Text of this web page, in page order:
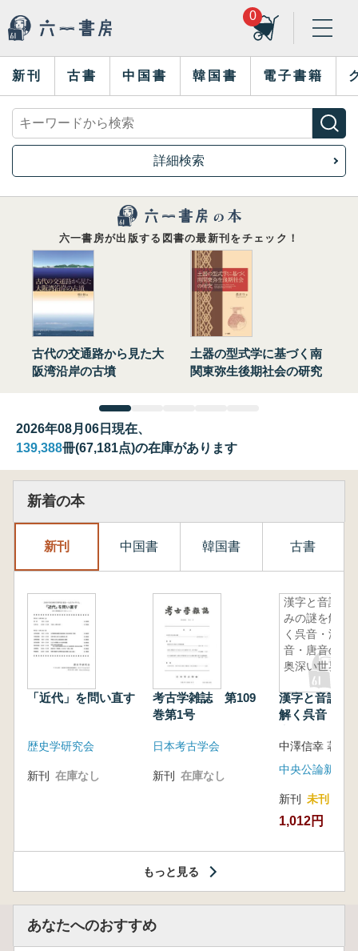
0
新刊 古書 中国書 韓国書 電子書籍
詳細検索
六一書房が出版する図書の最新刊をチェック！
古代の交通路から見た大
阪湾沿岸の古墳
土器の型式学に基づく南
関東弥生後期社会の研究
2026年08月06日現在、
139,388冊(67,181点)の在庫があります
新着の本
新刊 中国書 韓国書 古書
「近代」を問い直す
歴史学研究会
新刊 在庫なし
考古学雑誌 第109
巻第1号
日本考古学会
新刊 在庫なし
漢字と音読
みの謎を解
く呉音・漢
音・唐音の
奥深い世界
漢字と音読み
解く呉音・漢
中澤信幸 著
中央公論新社
新刊 未刊
1,012円
もっと見る
あなたへのおすすめ